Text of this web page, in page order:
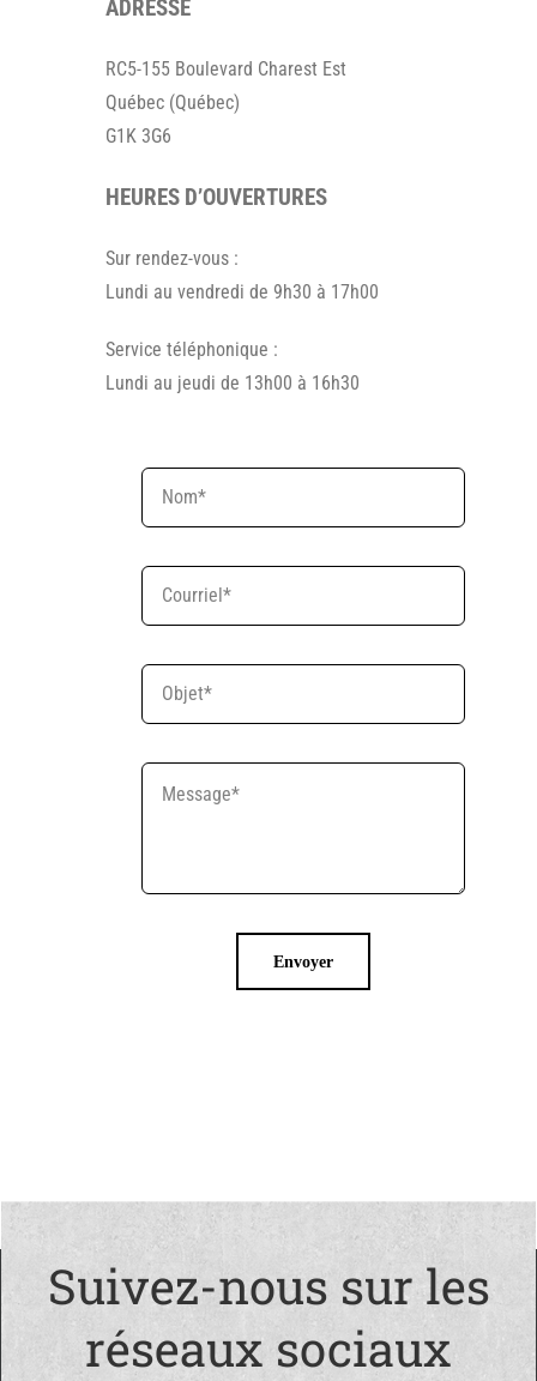
ADRESSE
RC5-155 Boulevard Charest Est
Québec (Québec)
G1K 3G6
HEURES D’OUVERTURES
Sur rendez-vous :
Lundi au vendredi de 9h30 à 17h00
Service téléphonique :
Lundi au jeudi de 13h00 à 16h30
Envoyer
Suivez-nous sur les
réseaux sociaux